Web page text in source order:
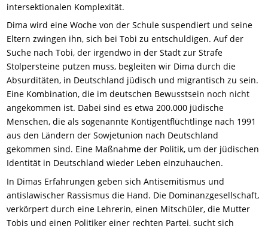
intersektionalen Komplexität.
Dima wird eine Woche von der Schule suspendiert und seine
Eltern zwingen ihn, sich bei Tobi zu entschuldigen. Auf der
Suche nach Tobi, der irgendwo in der Stadt zur Strafe
Stolpersteine putzen muss, begleiten wir Dima durch die
Absurditäten, in Deutschland jüdisch und migrantisch zu sein.
Eine Kombination, die im deutschen Bewusstsein noch nicht
angekommen ist. Dabei sind es etwa 200.000 jüdische
Menschen, die als sogenannte Kontigentflüchtlinge nach 1991
aus den Ländern der Sowjetunion nach Deutschland
gekommen sind. Eine Maßnahme der Politik, um der jüdischen
Identität in Deutschland wieder Leben einzuhauchen.
In Dimas Erfahrungen geben sich Antisemitismus und
antislawischer Rassismus die Hand. Die Dominanzgesellschaft,
verkörpert durch eine Lehrerin, einen Mitschüler, die Mutter
Tobis und einen Politiker einer rechten Partei, sucht sich